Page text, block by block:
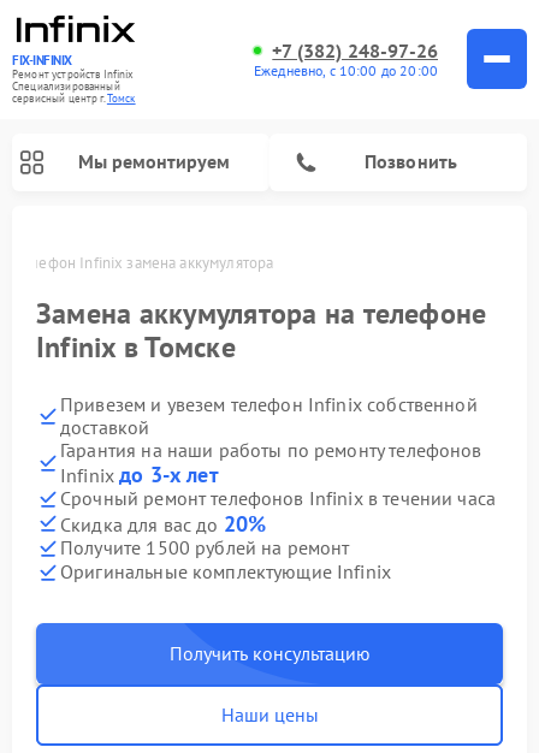
FIX-INFINIX
Ремонт устройств Infinix
Специализированный
cервисный центр г.Томск
+7 (382) 248-97-26
Ежедневно, с 10:00 до 20:00
Мы ремонтируем Позвонить
Телефон Infinix замена аккумулятора
Замена аккумулятора на телефоне
Infinix в Томске
Привезем и увезем телефон Infinix собственной
доставкой
Гарантия на наши работы по ремонту телефонов
Infinixдо 3-х лет
Срочный ремонт телефонов Infinix в течении часа
Скидка для вас до 20%
Получите 1500 рублей на ремонт
Оригинальные комплектующие Infinix
Получить консультацию
Наши цены